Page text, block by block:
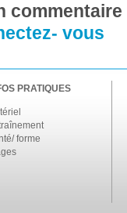
vous
PRATIQUES
forme